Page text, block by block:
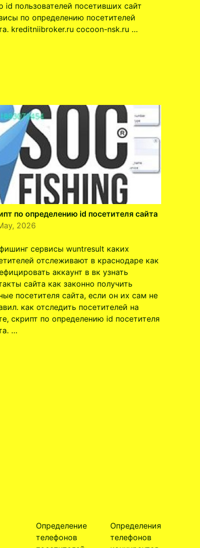
id пользователей посетивших сайт
по определению посетителей
kreditniibroker.ru cocoon-nsk.ru …
по определению id посетителя сайта
2026
сервисы wuntresult каких
отслеживают в краснодаре как
аккаунт в вк узнать
сайта как законно получить
посетителя сайта, если он их сам не
как отследить посетителей на
скрипт по определению id посетителя
…
Определение
телефонов
Определения
телефонов